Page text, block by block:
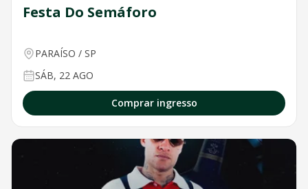
Festa Do Semáforo
PARAÍSO / SP
SÁB, 22 AGO
Comprar ingresso